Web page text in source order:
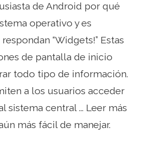
de Android por qué
operativo y es
“Widgets!” Estas
de pantalla de inicio
todo tipo de información.
a los usuarios acceder
sistema central ... Leer más
más fácil de manejar.